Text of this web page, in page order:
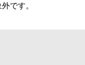
です。